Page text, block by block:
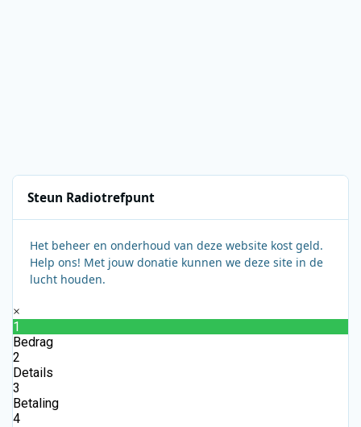
Steun Radiotrefpunt
Het beheer en onderhoud van deze website kost geld.
Help ons! Met jouw donatie kunnen we deze site in de
lucht houden.